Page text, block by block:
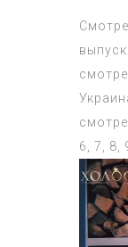
6, 7, 8,